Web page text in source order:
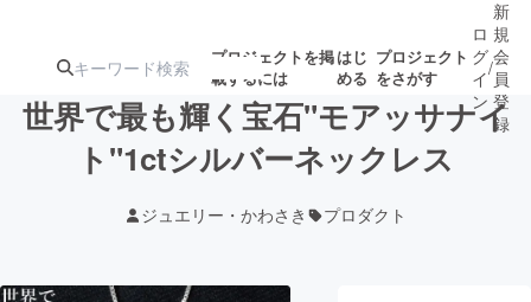
プロジェクトを掲
載するには
はじ
める
プロジェクト
をさがす
ターン
ジェクト
募集終了が近いプ
ロジェクト
ロ
グ
イ
ン
/
新
規
会
員
登
録
世界で最も輝く宝石"モアッサナイ
ト"1ctシルバーネックレス
ジュエリー・かわさき プロダクト